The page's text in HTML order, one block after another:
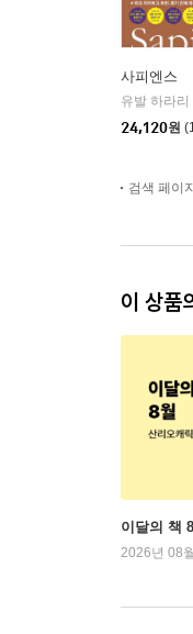
사피엔스
24,120원
검색 페이
이 상품
이달의 책
2026년 08